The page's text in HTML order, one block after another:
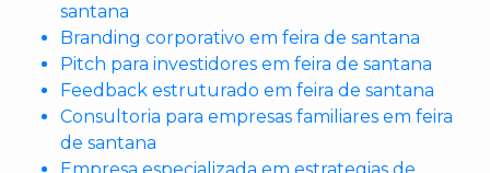
santana
Branding corporativo em feira de santana
Pitch para investidores em feira de santana
Feedback estruturado em feira de santana
Consultoria para empresas familiares em feira
de santana